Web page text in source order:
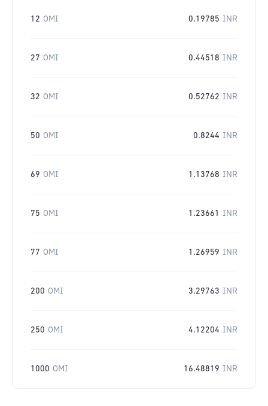
12 OMI 0.19785 INR
27 OMI 0.44518 INR
32 OMI 0.52762 INR
50 OMI 0.8244 INR
69 OMI 1.13768 INR
75 OMI 1.23661 INR
77 OMI 1.26959 INR
200 OMI 3.29763 INR
250 OMI 4.12204 INR
1000 OMI 16.48819 INR